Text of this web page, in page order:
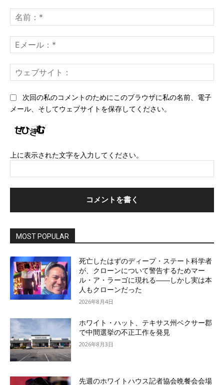
ン
ト：
前
*
メ
ー
*ェ
次回の私のコメントのためにこのブラウザに私の名前、電子
メール、そしてウェブサイトを保存してください。
上に表示された文字を入力してください。
MOST POPULAR
死亡したはずのディープ・ステート科学者
が、クローンについて警告するためマー
ル・ア・ラーゴに現れる――しかし実は本
人もクローンだった
2026年8月4日
ホワイト・ハット、テキサス州ベクサー郡
で中間選挙の不正工作を発見
2026年8月3日
先週のホワイトハウス記者協会晩餐会会場